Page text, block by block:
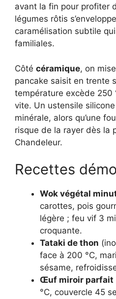
avant la fin pour profiter
légumes rôtis
caramélisation subtile
familiales.
Côté céramique, on
pancake saisit en trente
température excède 250
vite. Un ustensile
minérale, alors qu’une
risque de la rayer dès la
Chandeleur.
Recettes
Wok végétal
carottes, pois
légère ; feu vif 3
croquante.
Tataki de thon
face à 200 °C,
sésame,
Œuf miroir parfait
°C, couvercle 45